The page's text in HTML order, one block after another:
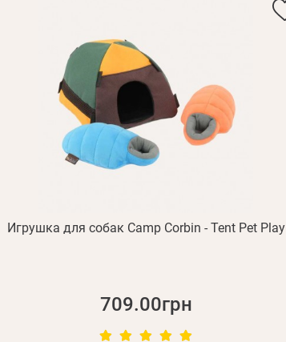
Игрушка для собак Camp Corbin - Tent Pet Play
709.00грн